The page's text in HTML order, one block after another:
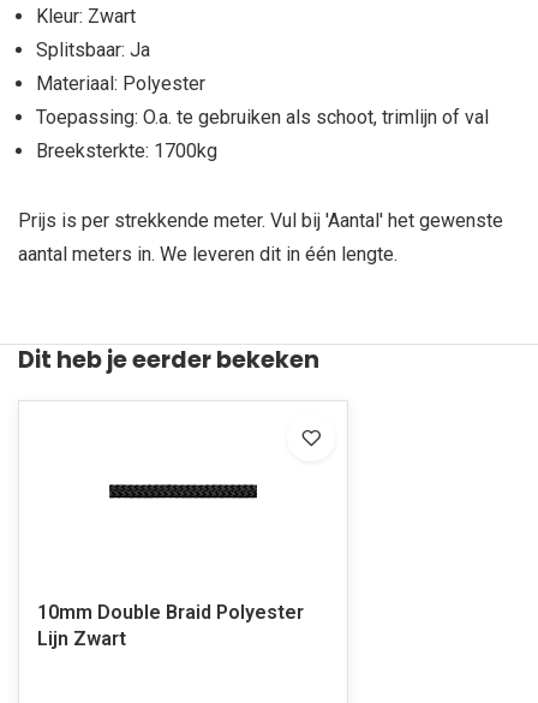
Kleur: Zwart
Splitsbaar: Ja
Materiaal: Polyester
Toepassing: O.a. te gebruiken als schoot, trimlijn of val
Breeksterkte: 1700kg
Prijs is per strekkende meter. Vul bij 'Aantal' het gewenste
aantal meters in. We leveren dit in één lengte.
Dit heb je eerder bekeken
10mm Double Braid Polyester
Lijn Zwart